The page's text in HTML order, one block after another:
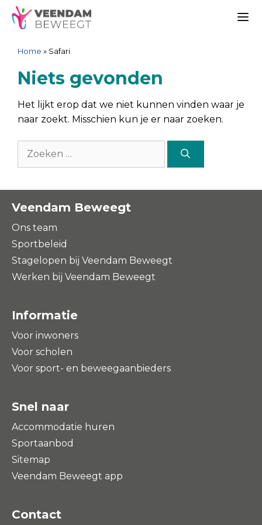
Ga
naar
inhoud
Spring
naar
navigatie
Sitemap
Ga
naar
inhoud
Home » Safari
Niets gevonden
Het lijkt erop dat we niet kunnen vinden waar je
naar zoekt. Misschien kun je er naar zoeken.
Zoek
Veendam Beweegt
Ons team
Sportbeleid
Stagelopen bij Veendam Beweegt
Werken bij Veendam Beweegt
Informatie
Voor inwoners
Voor scholen
Voor sport- en beweegaanbieders
Snel naar
Accommodatie huren
Sportaanbod
Sitemap
Veendam Beweegt app
Contact